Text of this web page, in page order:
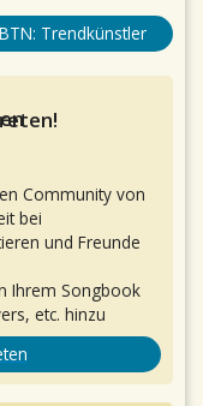
Trendkünstler
Community von
bei
und Freunde
Ihrem Songbook
etc. hinzu